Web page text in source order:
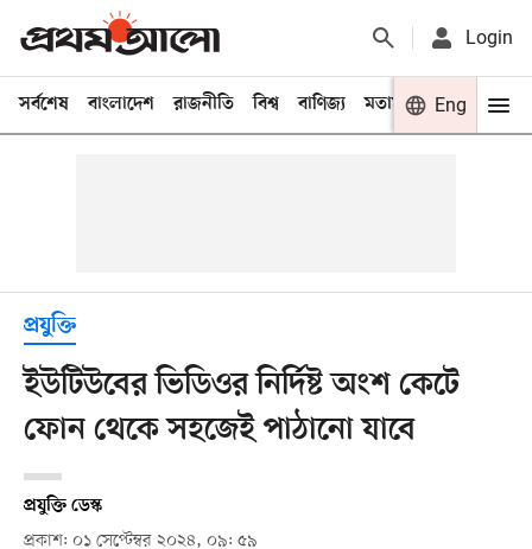
Login
সর্বশেষ বাংলাদেশ রাজনীতি বিশ্ব বাণিজ্য মতামত খেলা
Eng
প্রযুক্তি
ইউটিউবের ভিডিওর নির্দিষ্ট অংশ কেটে
ফোন থেকে সহজেই পাঠানো যাবে
প্রযুক্তি ডেস্ক
প্রকাশ: ০১ সেপ্টেম্বর ২০২৪, ০৯: ৫৯